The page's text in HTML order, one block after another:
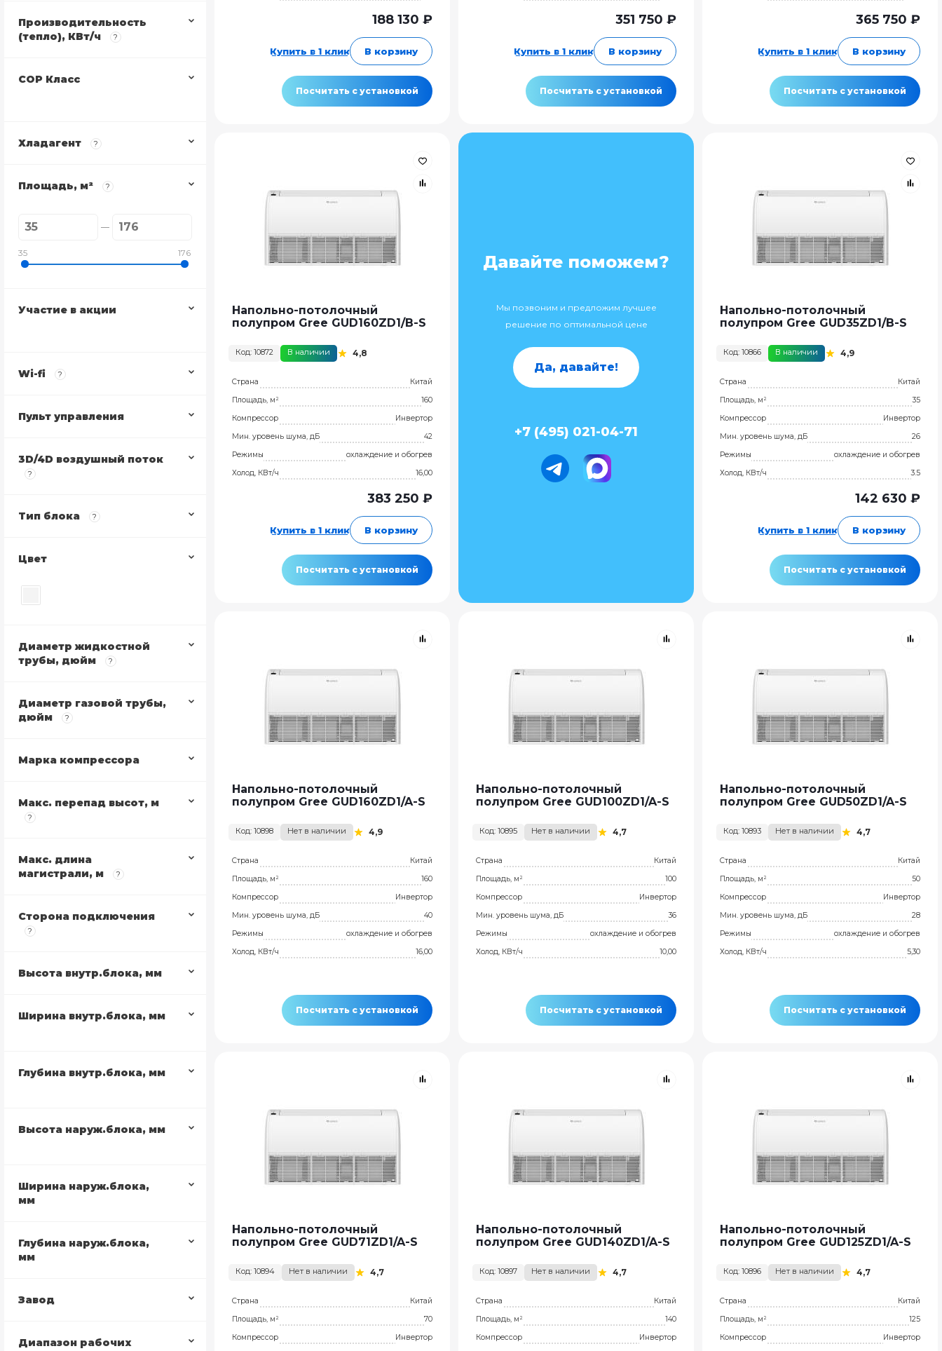
188 130 ₽
Купить в 1 клик В корзину
Посчитать с установкой
351 750 ₽
Купить в 1 клик В корзину
Посчитать с установкой
365 750 ₽
Купить в 1 клик В корзину
Посчитать с установкой
Напольно-потолочный
полупром Gree GUD160ZD1/B-S
Код: 10872 В наличии 4,8
Страна
Китай
Площадь, м²
160
Компрессор
Инвертор
Мин. уровень шума, дБ
42
Режимы
охлаждение и обогрев
Холод, КВт/ч
16,00
383 250 ₽
Купить в 1 клик В корзину
Посчитать с установкой
Давайте поможем?
Мы позвоним и предложим лучшее
решение по оптимальной цене
Да, давайте!
+7 (495) 021-04-71
Напольно-потолочный
полупром Gree GUD35ZD1/B-S
Код: 10866 В наличии 4,9
Страна
Китай
Площадь, м²
35
Компрессор
Инвертор
Мин. уровень шума, дБ
26
Режимы
охлаждение и обогрев
Холод, КВт/ч
3.5
142 630 ₽
Купить в 1 клик В корзину
Посчитать с установкой
Напольно-потолочный
полупром Gree GUD160ZD1/A-S
Код: 10898 Нет в наличии 4,9
Страна
Китай
Площадь, м²
160
Компрессор
Инвертор
Мин. уровень шума, дБ
40
Режимы
охлаждение и обогрев
Холод, КВт/ч
16,00
Посчитать с установкой
Напольно-потолочный
полупром Gree GUD100ZD1/A-S
Код: 10895 Нет в наличии 4,7
Страна
Китай
Площадь, м²
100
Компрессор
Инвертор
Мин. уровень шума, дБ
36
Режимы
охлаждение и обогрев
Холод, КВт/ч
10,00
Посчитать с установкой
Напольно-потолочный
полупром Gree GUD50ZD1/A-S
Код: 10893 Нет в наличии 4,7
Страна
Китай
Площадь, м²
50
Компрессор
Инвертор
Мин. уровень шума, дБ
28
Режимы
охлаждение и обогрев
Холод, КВт/ч
5,30
Посчитать с установкой
Напольно-потолочный
полупром Gree GUD71ZD1/A-S
Код: 10894 Нет в наличии 4,7
Страна
Китай
Площадь, м²
70
Компрессор
Инвертор
Напольно-потолочный
полупром Gree GUD140ZD1/A-S
Код: 10897 Нет в наличии 4,7
Страна
Китай
Площадь, м²
140
Компрессор
Инвертор
Напольно-потолочный
полупром Gree GUD125ZD1/A-S
Код: 10896 Нет в наличии 4,7
Страна
Китай
Площадь, м²
125
Компрессор
Инвертор
Производительность
(тепло), КВт/ч
?
COP Класс
Хладагент ?
Площадь, м² ?
35 176
Участие в акции
Wi-fi ?
Пульт управления
3D/4D воздушный поток
?
Тип блока ?
Цвет
Диаметр жидкостной
трубы, дюйм
?
Диаметр газовой трубы,
дюйм
?
Марка компрессора
Макс. перепад высот, м
?
Макс. длина
магистрали, м
?
Сторона подключения
?
Высота внутр.блока, мм
Ширина внутр.блока, мм
Глубина внутр.блока, мм
Высота наруж.блока, мм
Ширина наруж.блока,
мм
Глубина наруж.блока,
мм
Завод
Диапазон рабочих